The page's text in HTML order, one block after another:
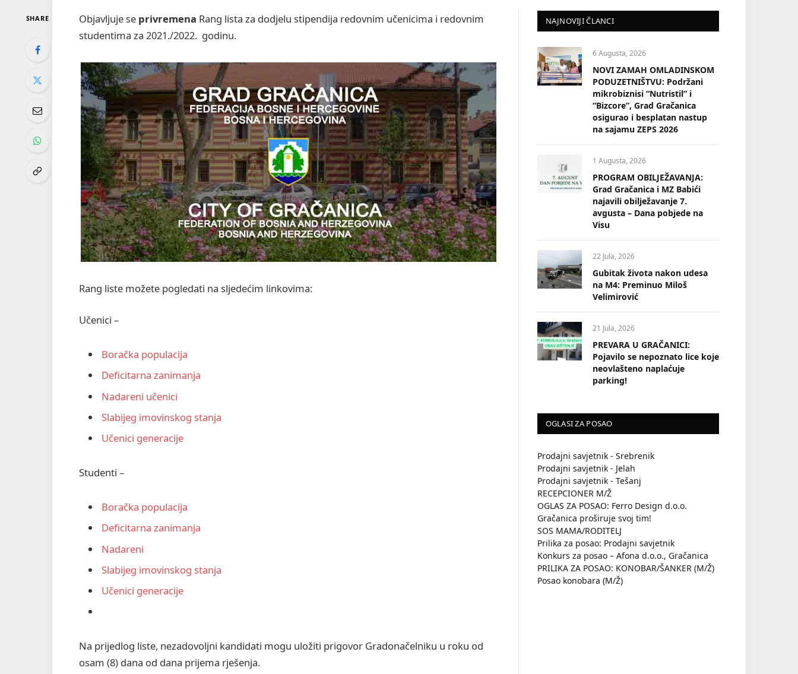
SHARE Objavljuje se privremena Rang lista za dodjelu stipendija redovnim učenicima i redovnim
studentima za 2021./2022. godinu.
Rang liste možete pogledati na sljedećim linkovima:
Učenici –
Boračka populacija
Deficitarna zanimanja
Nadareni učenici
Slabijeg imovinskog stanja
Učenici generacije
Studenti –
Boračka populacija
Deficitarna zanimanja
Nadareni
Slabijeg imovinskog stanja
Učenici generacije
Na prijedlog liste, nezadovoljni kandidati mogu uložiti prigovor Gradonačelniku u roku od
osam (8) dana od dana prijema rješenja.
NAJNOVIJI ČLANCI
6 Augusta, 2026
NOVI ZAMAH OMLADINSKOM
PODUZETNIŠTVU: Podržani
mikrobiznisi “Nutristil” i
“Bizcore”, Grad Gračanica
osigurao i besplatan nastup
na sajamu ZEPS 2026
1 Augusta, 2026
PROGRAM OBILJEŽAVANJA:
Grad Gračanica i MZ Babići
najavili obilježavanje 7.
avgusta – Dana pobjede na
Visu
22 Jula, 2026
Gubitak života nakon udesa
na M4: Preminuo Miloš
Velimirović
21 Jula, 2026
PREVARA U GRAČANICI:
Pojavilo se nepoznato lice koje
neovlašteno naplaćuje
parking!
OGLASI ZA POSAO
Prodajni savjetnik - Srebrenik
Prodajni savjetnik - Jelah
Prodajni savjetnik - Tešanj
RECEPCIONER M/Ž
OGLAS ZA POSAO: Ferro Design d.o.o.
Gračanica proširuje svoj tim!
SOS MAMA/RODITELJ
Prilika za posao: Prodajni savjetnik
Konkurs za posao – Afona d.o.o., Gračanica
PRILIKA ZA POSAO: KONOBAR/ŠANKER (M/Ž)
Posao konobara (M/Ž)